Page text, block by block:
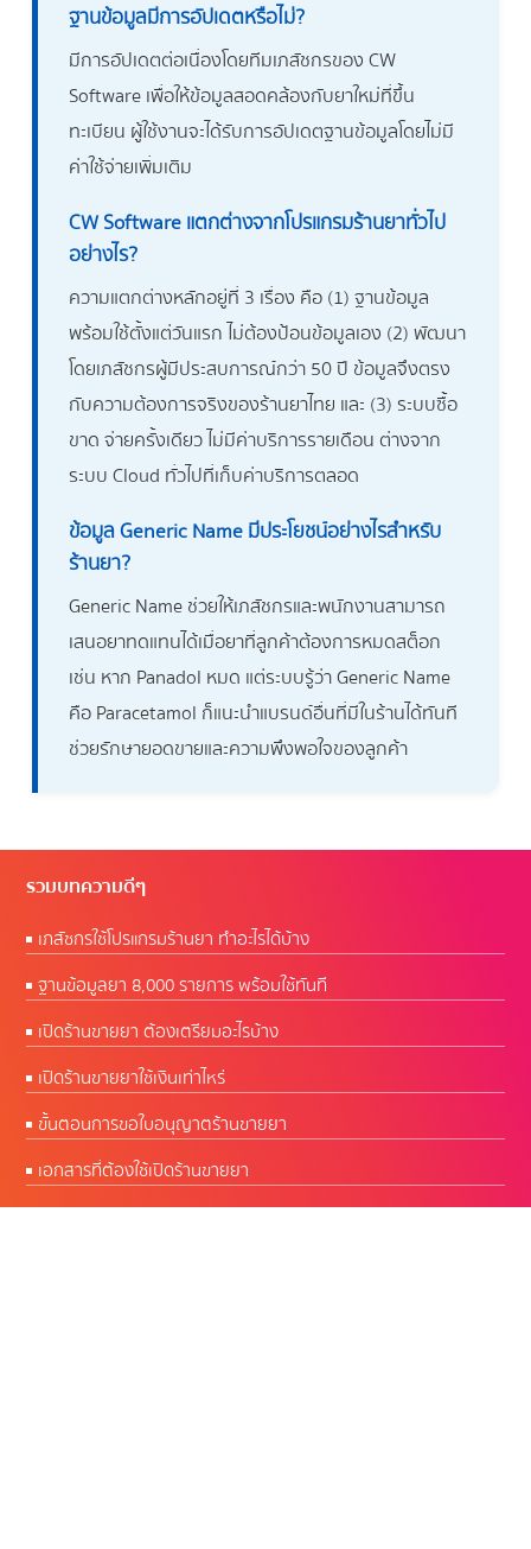
ฐานข้อมูลมีการอัปเดตหรือไม่?
มีการอัปเดตต่อเนื่องโดยทีมเภสัชกรของ CW
Software เพื่อให้ข้อมูลสอดคล้องกับยาใหม่ที่ขึ้น
ทะเบียน ผู้ใช้งานจะได้รับการอัปเดตฐานข้อมูลโดยไม่มี
ค่าใช้จ่ายเพิ่มเติม
CW Software แตกต่างจากโปรแกรมร้านยาทั่วไป
อย่างไร?
ความแตกต่างหลักอยู่ที่ 3 เรื่อง คือ (1) ฐานข้อมูล
พร้อมใช้ตั้งแต่วันแรก ไม่ต้องป้อนข้อมูลเอง (2) พัฒนา
โดยเภสัชกรผู้มีประสบการณ์กว่า 50 ปี ข้อมูลจึงตรง
กับความต้องการจริงของร้านยาไทย และ (3) ระบบซื้อ
ขาด จ่ายครั้งเดียว ไม่มีค่าบริการรายเดือน ต่างจาก
ระบบ Cloud ทั่วไปที่เก็บค่าบริการตลอด
ข้อมูล Generic Name มีประโยชน์อย่างไรสำหรับ
ร้านยา?
Generic Name ช่วยให้เภสัชกรและพนักงานสามารถ
เสนอยาทดแทนได้เมื่อยาที่ลูกค้าต้องการหมดสต็อก
เช่น หาก Panadol หมด แต่ระบบรู้ว่า Generic Name
คือ Paracetamol ก็แนะนำแบรนด์อื่นที่มีในร้านได้ทันที
ช่วยรักษายอดขายและความพึงพอใจของลูกค้า
รวมบทความดีๆ
เภสัชกรใช้โปรแกรมร้านยา ทำอะไรได้บ้าง
ฐานข้อมูลยา 8,000 รายการ พร้อมใช้ทันที
เปิดร้านขายยา ต้องเตรียมอะไรบ้าง
เปิดร้านขายยาใช้เงินเท่าไหร่
ขั้นตอนการขอใบอนุญาตร้านขายยา
เอกสารที่ต้องใช้เปิดร้านขายยา